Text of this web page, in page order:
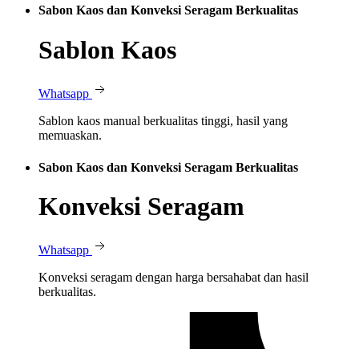
Sabon Kaos dan Konveksi Seragam Berkualitas
Sablon Kaos
Whatsapp
Sablon kaos manual berkualitas tinggi, hasil yang
memuaskan.
Sabon Kaos dan Konveksi Seragam Berkualitas
Konveksi Seragam
Whatsapp
Konveksi seragam dengan harga bersahabat dan hasil
berkualitas.